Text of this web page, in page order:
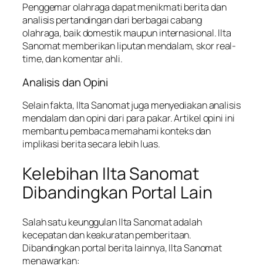
Penggemar olahraga dapat menikmati berita dan
analisis pertandingan dari berbagai cabang
olahraga, baik domestik maupun internasional. Ilta
Sanomat memberikan liputan mendalam, skor real-
time, dan komentar ahli.
Analisis dan Opini
Selain fakta, Ilta Sanomat juga menyediakan analisis
mendalam dan opini dari para pakar. Artikel opini ini
membantu pembaca memahami konteks dan
implikasi berita secara lebih luas.
Kelebihan Ilta Sanomat
Dibandingkan Portal Lain
Salah satu keunggulan Ilta Sanomat adalah
kecepatan dan keakuratan pemberitaan.
Dibandingkan portal berita lainnya, Ilta Sanomat
menawarkan: